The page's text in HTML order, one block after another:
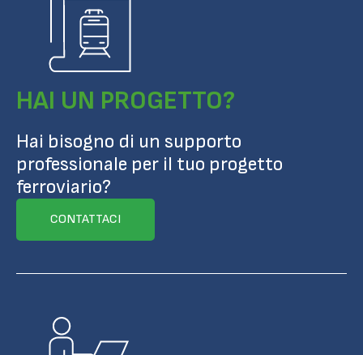
HAI UN PROGETTO?
Hai bisogno di un supporto
professionale per il tuo progetto
ferroviario?
CONTATTACI